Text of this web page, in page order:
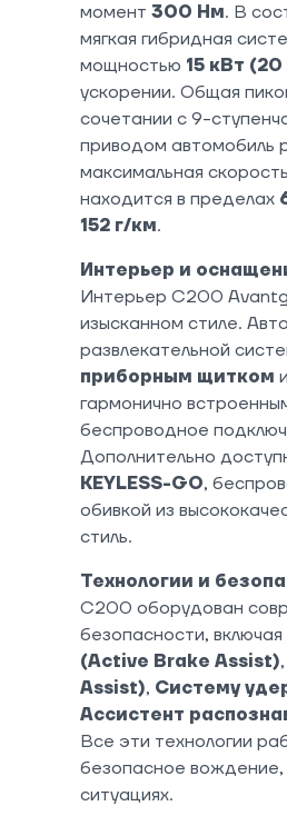
момент 300 Нм. В
мягкая гибридная
мощностью 15 кВт (20
ускорении. Общая
сочетании с 9-
приводом автомобиль
максимальная
находится в пределах
152 г/км.
Интерьер и
Интерьер C200
изысканном стиле.
развлекательной
приборным щитком и
гармонично
беспроводное
Дополнительно
KEYLESS-GO,
обивкой из
стиль.
Технологии и
C200 оборудован
безопасности, включая
(Active Brake Assist),
Assist), Систему
Ассистент
Все эти технологии
безопасное
ситуациях.